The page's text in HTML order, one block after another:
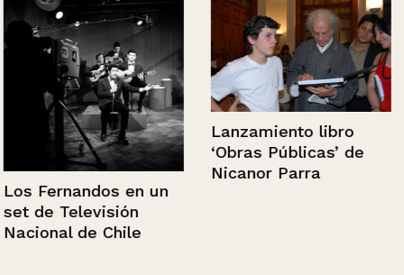
Los Fernandos en un
set de Televisión
Nacional de Chile
Lanzamiento libro
‘Obras Públicas’ de
Nicanor Parra